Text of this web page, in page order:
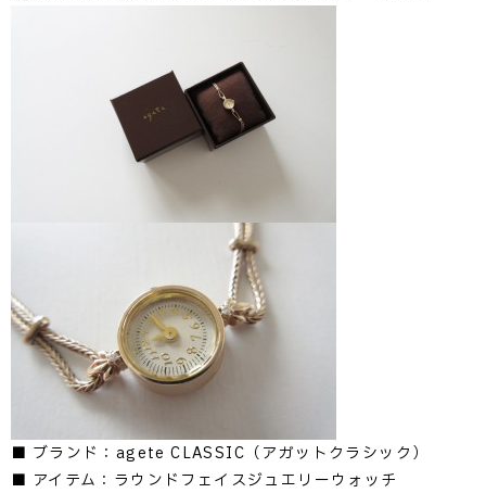
■ ブランド：agete CLASSIC（アガットクラシック）
■ アイテム：ラウンドフェイスジュエリーウォッチ